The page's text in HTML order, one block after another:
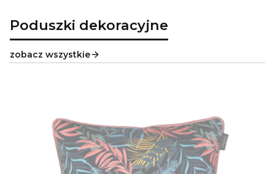
Poduszki dekoracyjne
zobacz wszystkie